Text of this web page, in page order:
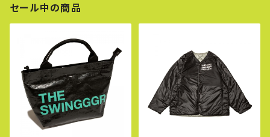
セール中の商品